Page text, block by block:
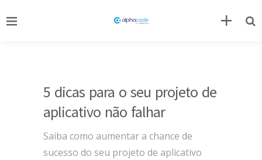
5 dicas para o seu projeto de
aplicativo não falhar
Saiba como aumentar a chance de
sucesso do seu projeto de aplicativo